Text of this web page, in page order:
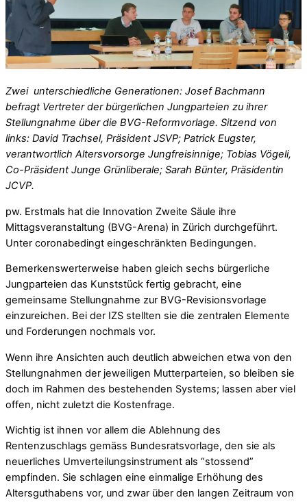
Zwei unterschiedliche Generationen: Josef Bachmann
befragt Vertreter der bürgerlichen Jungparteien zu ihrer
Stellungnahme über die BVG-Reformvorlage. Sitzend von
links: David Trachsel, Präsident JSVP; Patrick Eugster,
verantwortlich Altersvorsorge Jungfreisinnige; Tobias Vögeli,
Co-Präsident Junge Grünliberale; Sarah Bünter, Präsidentin
JCVP.
pw. Erstmals hat die Innovation Zweite Säule ihre
Mittagsveranstaltung (BVG-Arena) in Zürich durchgeführt.
Unter coronabedingt eingeschränkten Bedingungen.
Bemerkenswerterweise haben gleich sechs bürgerliche
Jungparteien das Kunststück fertig gebracht, eine
gemeinsame Stellungnahme zur BVG-Revisionsvorlage
einzureichen. Bei der IZS stellten sie die zentralen Elemente
und Forderungen nochmals vor.
Wenn ihre Ansichten auch deutlich abweichen etwa von den
Stellungnahmen der jeweiligen Mutterparteien, so bleiben sie
doch im Rahmen des bestehenden Systems; lassen aber viel
offen, nicht zuletzt die Kostenfrage.
Wichtig ist ihnen vor allem die Ablehnung des
Rentenzuschlags gemäss Bundesratsvorlage, den sie als
neuerliches Umverteilungsinstrument als “stossend”
empfinden. Sie schlagen eine einmalige Erhöhung des
Altersguthabens vor, und zwar über den langen Zeitraum von